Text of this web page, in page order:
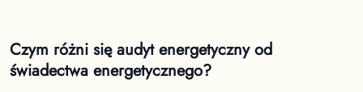
Czym różni się audyt energetyczny od
świadectwa energetycznego?